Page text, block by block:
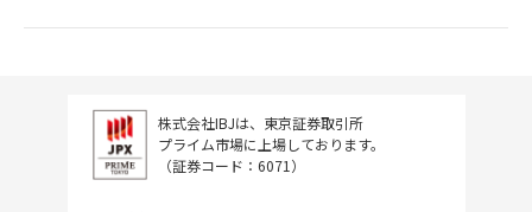
株式会社IBJは、東京証券取引所
プライム市場に上場しております。
（証券コード：6071）